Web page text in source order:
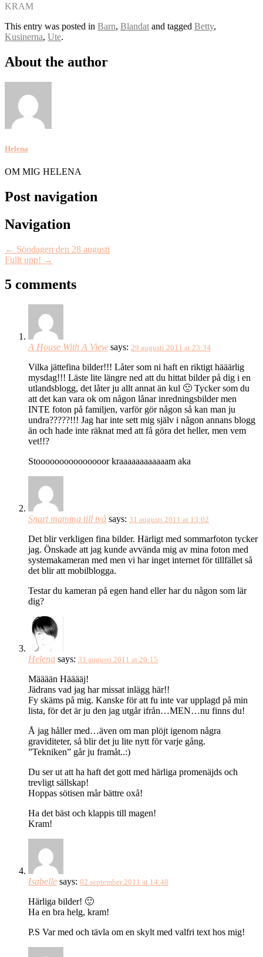
KRAM
This entry was posted in Barn, Blandat and tagged Betty,
Kusinerna, Ute.
About the author
Helena
OM MIG HELENA
Post navigation
Navigation
← Söndagen den 28 augusti
Fullt upp! →
5 comments
A House With A View says: 29 augusti 2011 at 23:34
Vilka jättefina bilder!!! Låter som ni haft en riktigt hääärlig
mysdag!!! Läste lite längre ned att du hittat bilder på dig i en
utlandsblogg, det låter ju allt annat än kul 🙁 Tycker som du
att det kan vara ok om någon lånar inredningsbilder men
INTE foton på familjen, varför gör någon så kan man ju
undra?????!!! Jag har inte sett mig själv i någon annans blogg
än och hade inte räknat med att få göra det heller, men vem
vet!!?
Stooooooooooooooor kraaaaaaaaaaaam aka
Snart mamma till två says: 31 augusti 2011 at 13:02
Det blir verkligen fina bilder. Härligt med sommarfoton tycker
jag. Önskade att jag kunde avvända mig av mina foton med
systemakameran med men vi har inget internet för tillfället så
det blir att mobilblogga.
Testar du kameran på egen hand eller har du någon som lär
dig?
Helena says: 31 augusti 2011 at 20:15
Määään Hääääj!
Jädrans vad jag har missat inlägg här!!
Fy skäms på mig. Kanske för att fu inte var upplagd på min
lista, för det är ju den jag utgår ifrån…MEN…nu finns du!
Å jag håller med…även om man plöjt igenom några
graviditeter, så blir det ju lite nytt för varje gång.
”Tekniken” går ju framåt..:)
Du ser ut att ha haft det gott med härliga promenäjds och
trevligt sällskap!
Hoppas sötisen mår bättre oxå!
Ha det bäst och klappis till magen!
Kram!
Isabelle says: 02 september 2011 at 14:48
Härliga bilder! 🙂
Ha en bra helg, kram!
P.S Var med och tävla om en skylt med valfri text hos mig!